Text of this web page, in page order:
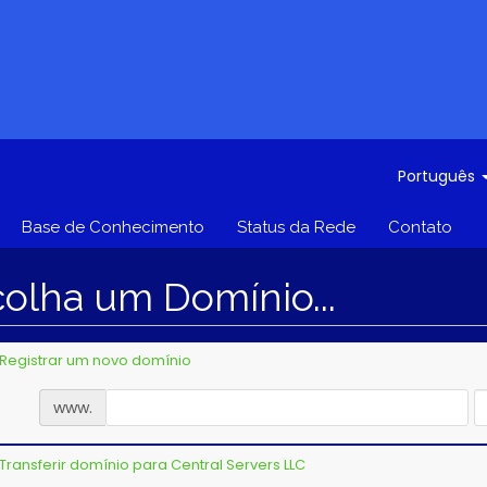
Português
Base de Conhecimento Status da Rede Contato
um Domínio...
Registrar um novo domínio
www.
Transferir domínio para Central Servers LLC